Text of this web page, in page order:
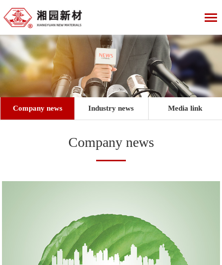
Company news Industry news Media link
Company news